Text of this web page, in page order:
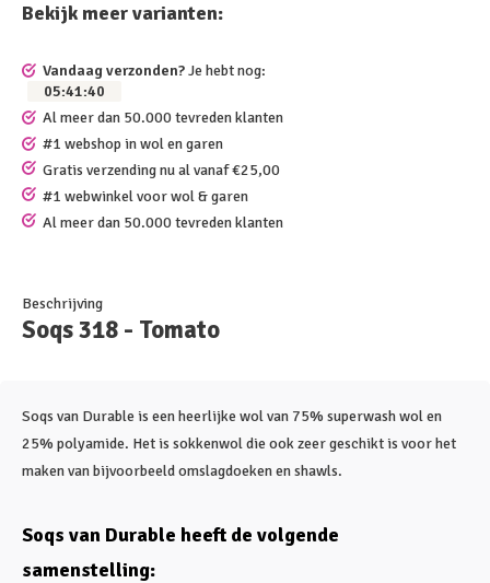
Bekijk meer varianten:
Vandaag verzonden?Je hebt nog:
05:41:40
Al meer dan 50.000 tevreden klanten
#1 webshop in wol en garen
Gratis verzending nu al vanaf €25,00
#1 webwinkel voor wol & garen
Al meer dan 50.000 tevreden klanten
Beschrijving
Soqs 318 - Tomato
Soqs van Durable is een heerlijke wol van 75% superwash wol en
25% polyamide. Het is sokkenwol die ook zeer geschikt is voor het
maken van bijvoorbeeld omslagdoeken en shawls.
Soqs van Durable heeft de volgende
samenstelling: